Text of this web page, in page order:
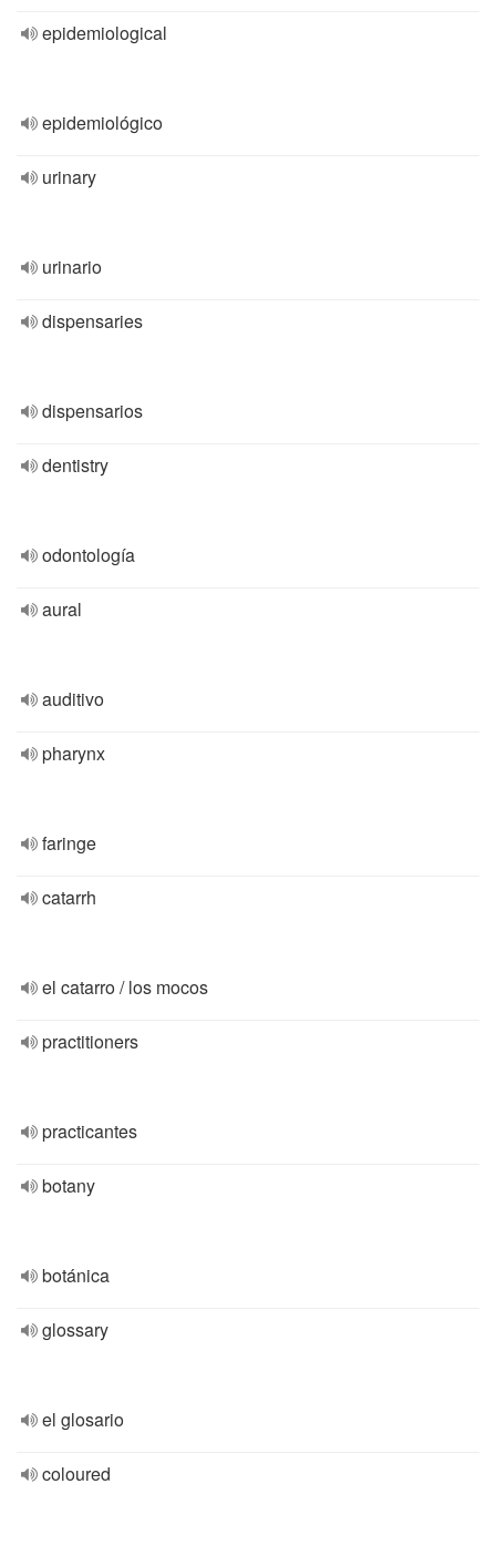
epidemiological
epidemiológico
urinary
urinario
dispensaries
dispensarios
dentistry
odontología
aural
auditivo
pharynx
faringe
catarrh
el catarro / los mocos
practitioners
practicantes
botany
botánica
glossary
el glosario
coloured